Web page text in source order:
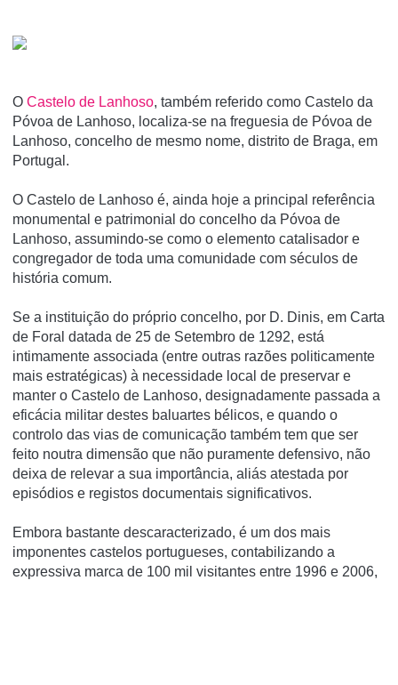
O Castelo de Lanhoso, também referido como Castelo da
Póvoa de Lanhoso, localiza-se na freguesia de Póvoa de
Lanhoso, concelho de mesmo nome, distrito de Braga, em
Portugal.
O Castelo de Lanhoso é, ainda hoje a principal referência
monumental e patrimonial do concelho da Póvoa de
Lanhoso, assumindo-se como o elemento catalisador e
congregador de toda uma comunidade com séculos de
história comum.
Se a instituição do próprio concelho, por D. Dinis, em Carta
de Foral datada de 25 de Setembro de 1292, está
intimamente associada (entre outras razões politicamente
mais estratégicas) à necessidade local de preservar e
manter o Castelo de Lanhoso, designadamente passada a
eficácia militar destes baluartes bélicos, e quando o
controlo das vias de comunicação também tem que ser
feito noutra dimensão que não puramente defensivo, não
deixa de relevar a sua importância, aliás atestada por
episódios e registos documentais significativos.
Embora bastante descaracterizado, é um dos mais
imponentes castelos portugueses, contabilizando a
expressiva marca de 100 mil visitantes entre 1996 e 2006,